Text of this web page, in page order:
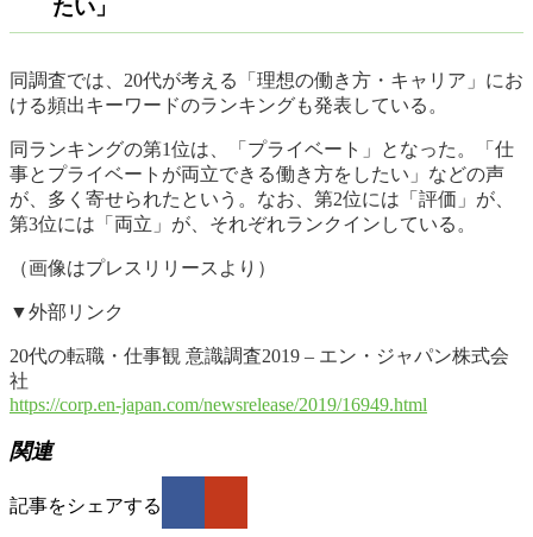
たい」
同調査では、20代が考える「理想の働き方・キャリア」にお
ける頻出キーワードのランキングも発表している。
同ランキングの第1位は、「プライベート」となった。「仕
事とプライベートが両立できる働き方をしたい」などの声
が、多く寄せられたという。なお、第2位には「評価」が、
第3位には「両立」が、それぞれランクインしている。
（画像はプレスリリースより）
▼外部リンク
20代の転職・仕事観 意識調査2019 – エン・ジャパン株式会
社
https://corp.en-japan.com/newsrelease/2019/16949.html
関連
記事をシェアする